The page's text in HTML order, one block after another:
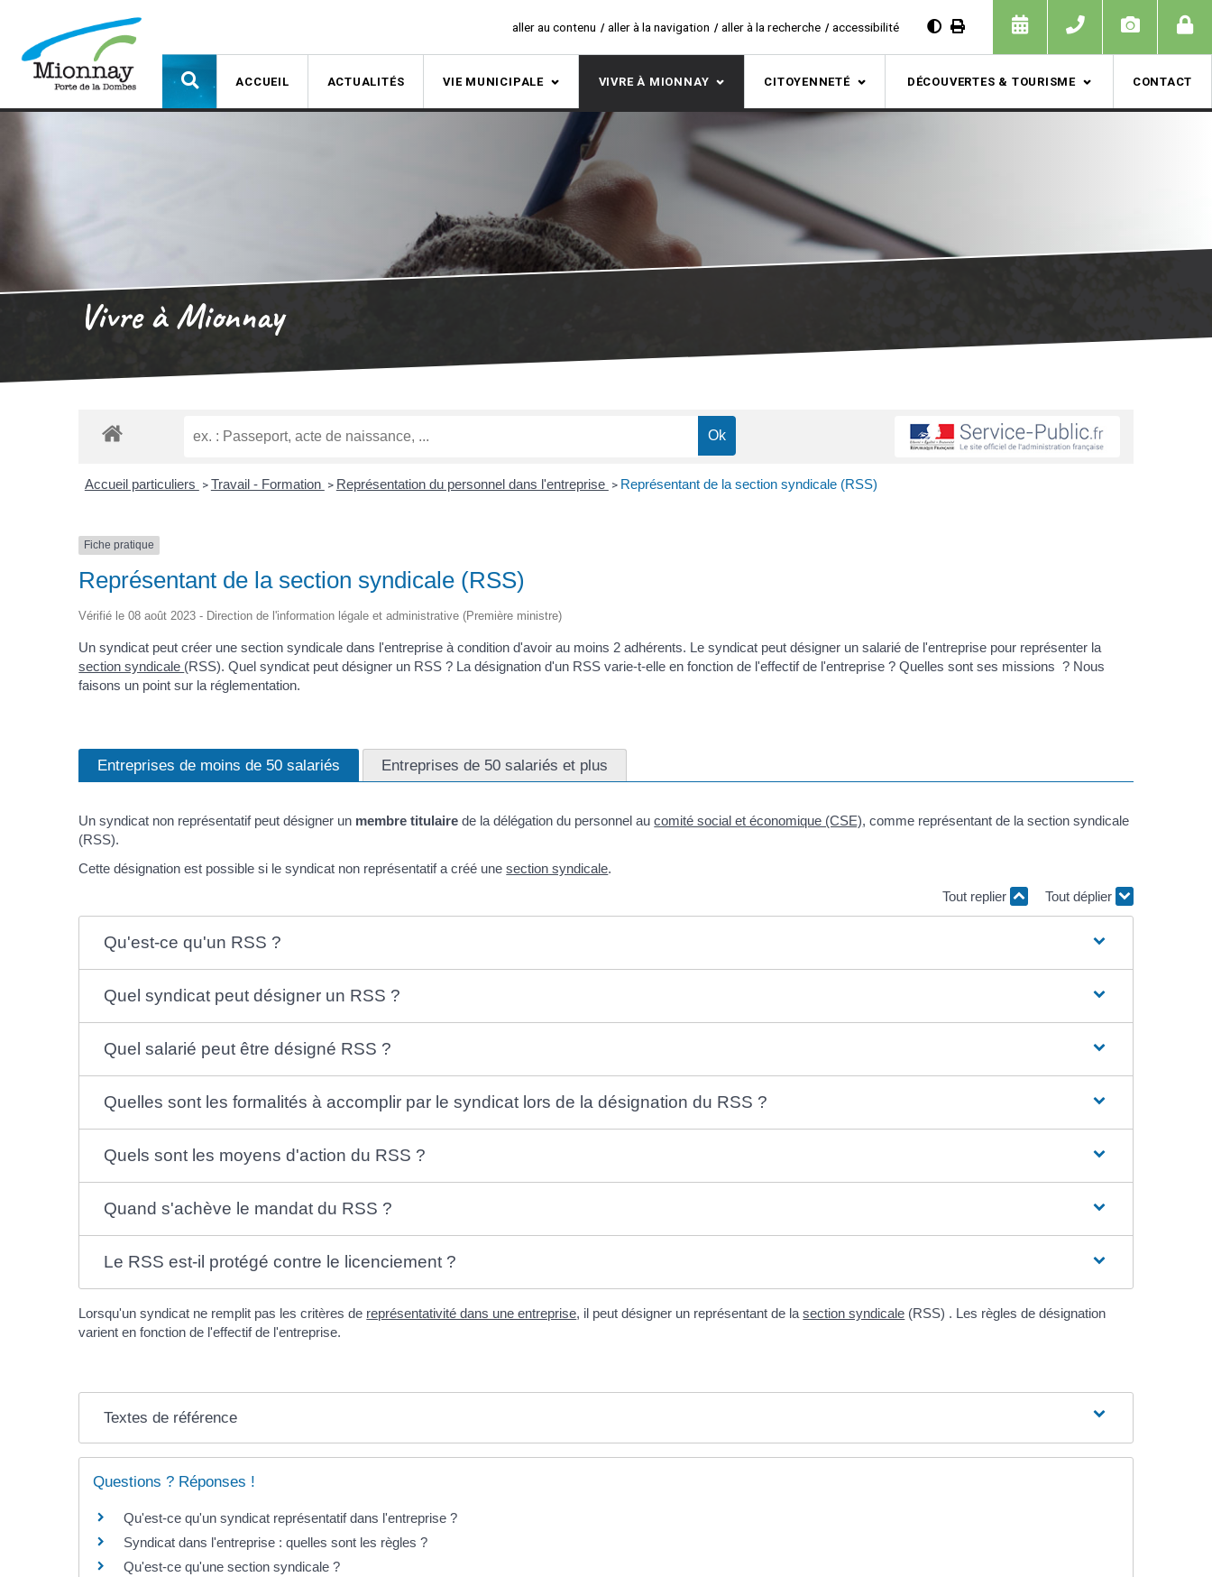
aller au contenu aller à la navigation aller à la recherche accessibilité
ACCUEIL ACTUALITÉS VIE MUNICIPALE VIVRE À MIONNAY CITOYENNETÉ DÉCOUVERTES & TOURISME CONTACT
Vivre à Mionnay
Accueil particuliers > Travail - Formation > Représentation du personnel dans l'entreprise > Représentant de la section syndicale (RSS)
Fiche pratique
Représentant de la section syndicale (RSS)
Vérifié le 08 août 2023 - Direction de l'information légale et administrative (Première ministre)
Un syndicat peut créer une section syndicale dans l'entreprise à condition d'avoir au moins 2 adhérents. Le syndicat peut désigner un salarié de l'entreprise pour représenter la
section syndicale (RSS). Quel syndicat peut désigner un RSS ? La désignation d'un RSS varie-t-elle en fonction de l'effectif de l'entreprise ? Quelles sont ses missions ? Nous
faisons un point sur la réglementation.
Entreprises de moins de 50 salariés Entreprises de 50 salariés et plus
Un syndicat non représentatif peut désigner un membre titulaire de la délégation du personnel aucomité social et économique (CSE), comme représentant de la section syndicale
(RSS).
Cette désignation est possible si le syndicat non représentatif a créé unesection syndicale.
Tout replier
Tout déplier
Qu'est-ce qu'un RSS ?
Quel syndicat peut désigner un RSS ?
Quel salarié peut être désigné RSS ?
Quelles sont les formalités à accomplir par le syndicat lors de la désignation du RSS ?
Quels sont les moyens d'action du RSS ?
Quand s'achève le mandat du RSS ?
Le RSS est-il protégé contre le licenciement ?
Lorsqu'un syndicat ne remplit pas les critères de représentativité dans une entreprise, il peut désigner un représentant de lasection syndicale (RSS) . Les règles de désignation
varient en fonction de l'effectif de l'entreprise.
Textes de référence
Questions ? Réponses !
Qu'est-ce qu'un syndicat représentatif dans l'entreprise ?
Syndicat dans l'entreprise : quelles sont les règles ?
Qu'est-ce qu'une section syndicale ?